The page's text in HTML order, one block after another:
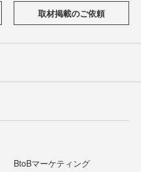
取材掲載のご依頼
BtoBマーケティング